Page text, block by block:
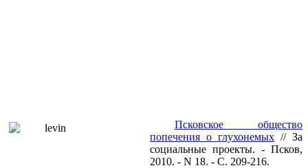
Псковское общество
попечения о глухонемых // За
социальные проекты. - Псков,
2010. - N 18. - С. 209-216.